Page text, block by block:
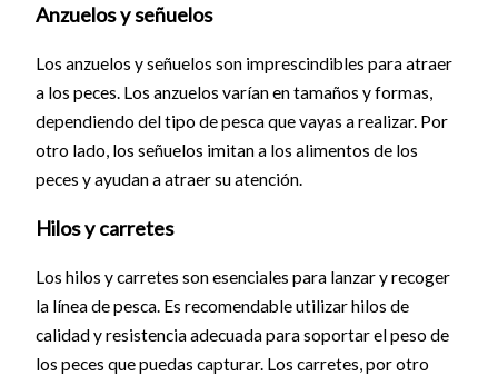
Anzuelos y señuelos
Los anzuelos y señuelos son imprescindibles para atraer
a los peces. Los anzuelos varían en tamaños y formas,
dependiendo del tipo de pesca que vayas a realizar. Por
otro lado, los señuelos imitan a los alimentos de los
peces y ayudan a atraer su atención.
Hilos y carretes
Los hilos y carretes son esenciales para lanzar y recoger
la línea de pesca. Es recomendable utilizar hilos de
calidad y resistencia adecuada para soportar el peso de
los peces que puedas capturar. Los carretes, por otro